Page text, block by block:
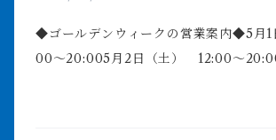
◆ゴールデンウィークの営業案内◆5月
00～20:005月2日（土） 12:00～
（日） 12:00～19:005月4日（月）